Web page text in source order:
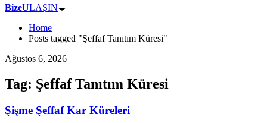
BizeULAŞIN
Home
Posts tagged "Şeffaf Tanıtım Küresi"
Ağustos 6, 2026
Tag: Şeffaf Tanıtım Küresi
Şişme Şeffaf Kar Küreleri